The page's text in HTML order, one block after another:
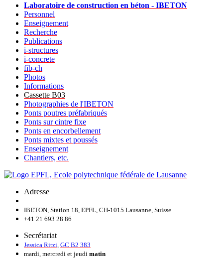
Laboratoire de construction en béton - IBETON
Personnel
Enseignement
Recherche
Publications
i-structures
i-concrete
fib-ch
Photos
Informations
Cassette B03
Photographies de l'IBETON
Ponts poutres préfabriqués
Ponts sur cintre fixe
Ponts en encorbellement
Ponts mixtes et poussés
Enseignement
Chantiers, etc.
Adresse
IBETON, Station 18, EPFL, CH-1015 Lausanne, Suisse
+41 21 693 28 86
Secrétariat
Jessica Ritzi GC B2 383
mardi, mercredi et jeudi matin